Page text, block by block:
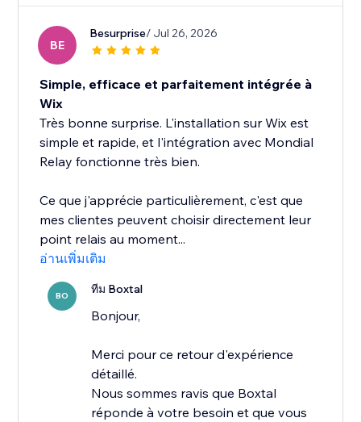
BE
Besurprise/ Jul 26, 2026
Simple, efficace et parfaitement intégrée à
Wix
Très bonne surprise. L'installation sur Wix est
simple et rapide, et l'intégration avec Mondial
Relay fonctionne très bien.
Ce que j'apprécie particulièrement, c'est que
mes clientes peuvent choisir directement leur
point relais au moment...
อ่านเพิ่มเติม
BO ทีม Boxtal
Bonjour,
Merci pour ce retour d'expérience
détaillé.
Nous sommes ravis que Boxtal
réponde à votre besoin et que vous